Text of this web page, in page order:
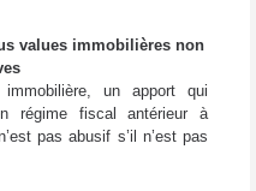
values immobilières non
un apport qui
régime fiscal antérieur à
pas abusif s’il n’est pas